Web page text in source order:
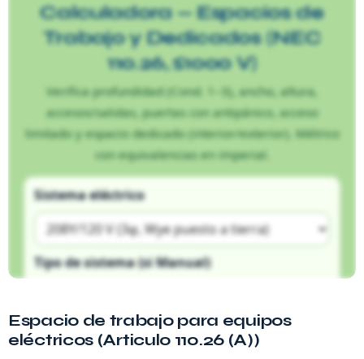
Figura 1. Espacio de trabajo y espacio dedicado para equipos.
Calculadora — Espacios de
Trabajo y Dedicados (NEC
110.26, ≤1000 V)
Verifica profundidad (Cond. 1–3), ancho, altura,
accesos/salidas, puertas con antipánico, acceso
limitado y espacio dedicado (interior/exterior). Métrico
con equivalencias en imperial.
Sistema eléctrico
Tipo de sistema (si Manual)
La tabla usa el voltajea tierra. En Delta sin tierra se
toma VLL.
🔒
Espacio de trabajo para equipos
eléctricos (Articulo 110.26 (A))